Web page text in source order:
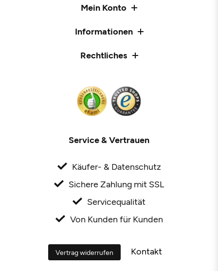
Mein Konto
Informationen
Rechtliches
Service & Vertrauen
Käufer- & Datenschutz
Sichere Zahlung mit SSL
Servicequalität
Von Kunden für Kunden
Vertrag widerrufen Kontakt